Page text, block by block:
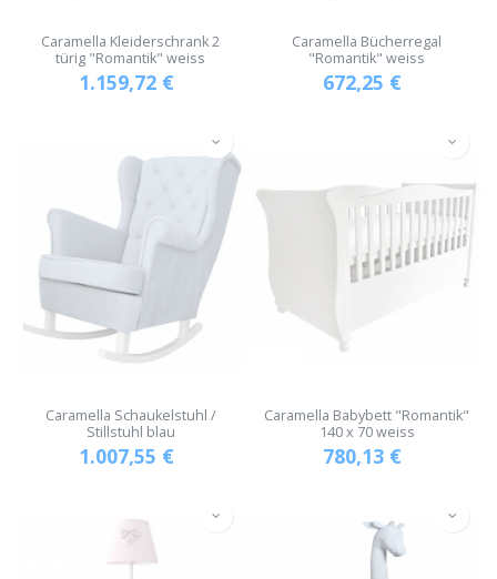
Caramella Kleiderschrank 2
türig "Romantik" weiss
1.159,72€
Caramella Bücherregal
"Romantik" weiss
672,25 €
Caramella Schaukelstuhl /
Stillstuhl blau
1.007,55 €
Caramella Babybett "Romantik"
140 x 70 weiss
780,13 €